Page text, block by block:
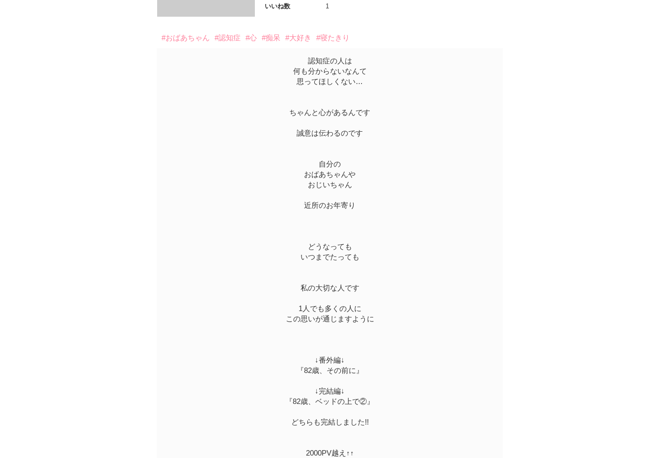
いいね数 1
#おばあちゃん #認知症 #心 #痴呆 #大好き #寝たきり
認知症の人は
何も分からないなんて
思ってほしくない…
ちゃんと心があるんです
誠意は伝わるのです
自分の
おばあちゃんや
おじいちゃん
近所のお年寄り
どうなっても
いつまでたっても
私の大切な人です
1人でも多くの人に
この思いが通じますように
↓番外編↓
『82歳、その前に』
↓完結編↓
『82歳、ベッドの上で②』
どちらも完結しました!!
2000PV越え↑↑